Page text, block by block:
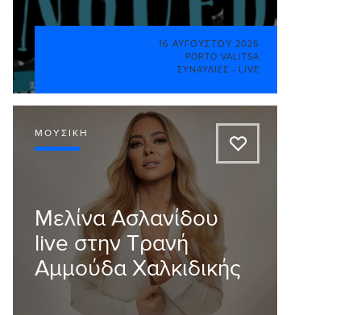
16 ΑΥΓΟΎΣΤΟΥ 2026
PORTO VALITSA
ΣΥΝΑΥΛΊΕΣ - LIVE
ΜΟΥΣΙΚΉ
A
Μελίνα Ασλανίδου
live στην Τρανή
Αμμούδα Χαλκιδικής